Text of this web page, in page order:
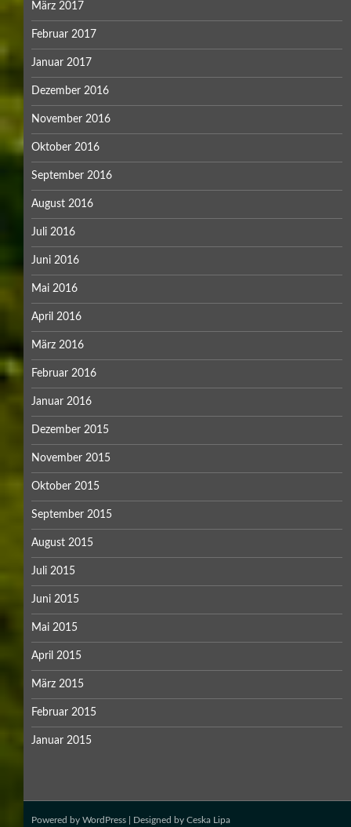
März 2017
Februar 2017
Januar 2017
Dezember 2016
November 2016
Oktober 2016
September 2016
August 2016
Juli 2016
Juni 2016
Mai 2016
April 2016
März 2016
Februar 2016
Januar 2016
Dezember 2015
November 2015
Oktober 2015
September 2015
August 2015
Juli 2015
Juni 2015
Mai 2015
April 2015
März 2015
Februar 2015
Januar 2015
Powered by WordPress | Designed by Ceska Lipa